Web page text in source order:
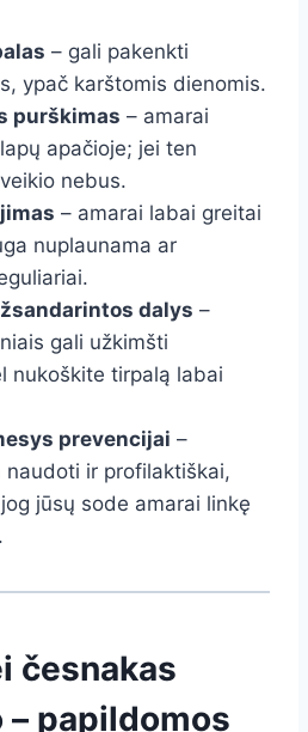
– gali pakenkti
ypač karštomis dienomis.
purškimas – amarai
apačioje; jei ten
nebus.
– amarai labai greitai
nuplaunama ar
dalys –
gali užkimšti
nukoškite tirpalą labai
prevencijai –
naudoti ir profilaktiškai,
jūsų sode amarai linkę
česnakas
papildomos